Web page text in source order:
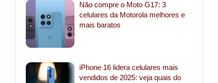
Não compre o Moto G17: 3
celulares da Motorola melhores e
mais baratos
iPhone 16 lidera celulares mais
vendidos de 2025: veja quais do